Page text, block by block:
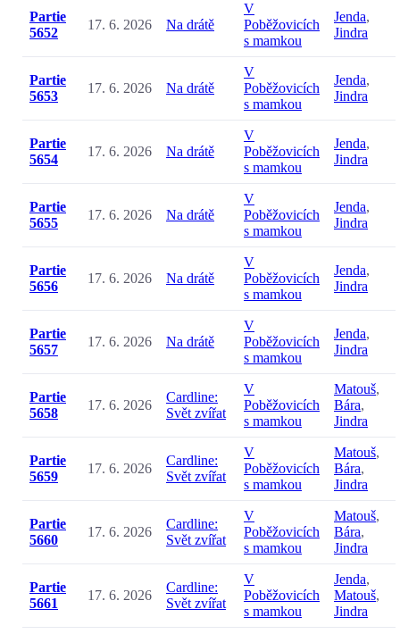
Partie
5652
17. 6. 2026 Na drátě
V
Poběžovicích
s mamkou
Jenda,
Jindra
Partie
5653
17. 6. 2026 Na drátě
V
Poběžovicích
s mamkou
Jenda,
Jindra
Partie
5654
17. 6. 2026 Na drátě
V
Poběžovicích
s mamkou
Jenda,
Jindra
Partie
5655
17. 6. 2026 Na drátě
V
Poběžovicích
s mamkou
Jenda,
Jindra
Partie
5656
17. 6. 2026 Na drátě
V
Poběžovicích
s mamkou
Jenda,
Jindra
Partie
5657
17. 6. 2026 Na drátě
V
Poběžovicích
s mamkou
Jenda,
Jindra
Partie
5658
17. 6. 2026
Cardline:
Svět zvířat
V
Poběžovicích
s mamkou
Matouš,
Bára,
Jindra
Partie
5659
17. 6. 2026
Cardline:
Svět zvířat
V
Poběžovicích
s mamkou
Matouš,
Bára,
Jindra
Partie
5660
17. 6. 2026
Cardline:
Svět zvířat
V
Poběžovicích
s mamkou
Matouš,
Bára,
Jindra
Partie
5661
17. 6. 2026
Cardline:
Svět zvířat
V
Poběžovicích
s mamkou
Jenda,
Matouš,
Jindra